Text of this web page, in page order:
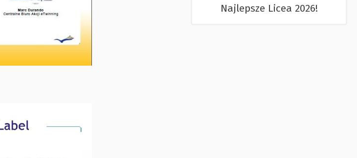
Najlepsze Licea 2026!